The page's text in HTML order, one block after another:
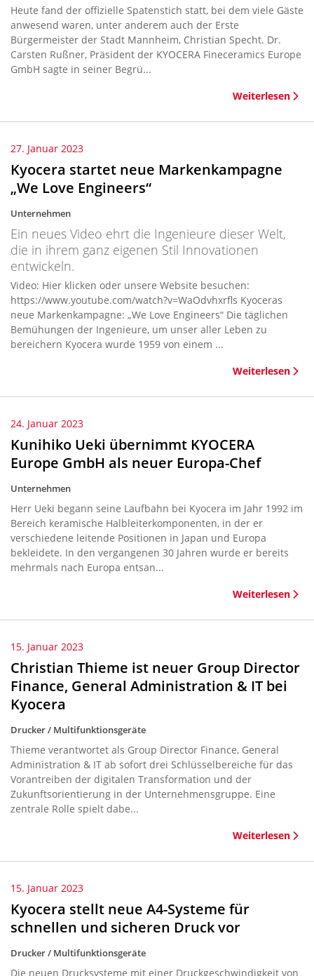
Heute fand der offizielle Spatenstich statt, bei dem viele Gäste
anwesend waren, unter anderem auch der Erste
Bürgermeister der Stadt Mannheim, Christian Specht. Dr.
Carsten Rußner, Präsident der KYOCERA Fineceramics Europe
GmbH sagte in seiner Begrü...
Weiterlesen
27. Januar 2023
Kyocera startet neue Markenkampagne
„We Love Engineers“
Unternehmen
Ein neues Video ehrt die Ingenieure dieser Welt,
die in ihrem ganz eigenen Stil Innovationen
entwickeln.
Video: Hier klicken oder unsere Website besuchen:
https://www.youtube.com/watch?v=WaOdvhxrfls Kyoceras
neue Markenkampagne: „We Love Engineers“ Die täglichen
Bemühungen der Ingenieure, um unser aller Leben zu
bereichern Kyocera wurde 1959 von einem ...
Weiterlesen
24. Januar 2023
Kunihiko Ueki übernimmt KYOCERA
Europe GmbH als neuer Europa-Chef
Unternehmen
Herr Ueki begann seine Laufbahn bei Kyocera im Jahr 1992 im
Bereich keramische Halbleiterkomponenten, in der er
verschiedene leitende Positionen in Japan und Europa
bekleidete. In den vergangenen 30 Jahren wurde er bereits
mehrmals nach Europa entsan...
Weiterlesen
15. Januar 2023
Christian Thieme ist neuer Group Director
Finance, General Administration & IT bei
Kyocera
Drucker / Multifunktionsgeräte
Thieme verantwortet als Group Director Finance, General
Administration & IT ab sofort drei Schlüsselbereiche für das
Vorantreiben der digitalen Transformation und der
Zukunftsorientierung in der Unternehmensgruppe. Eine
zentrale Rolle spielt dabe...
Weiterlesen
15. Januar 2023
Kyocera stellt neue A4-Systeme für
schnellen und sicheren Druck vor
Drucker / Multifunktionsgeräte
Die neuen Drucksysteme mit einer Druckgeschwindigkeit von